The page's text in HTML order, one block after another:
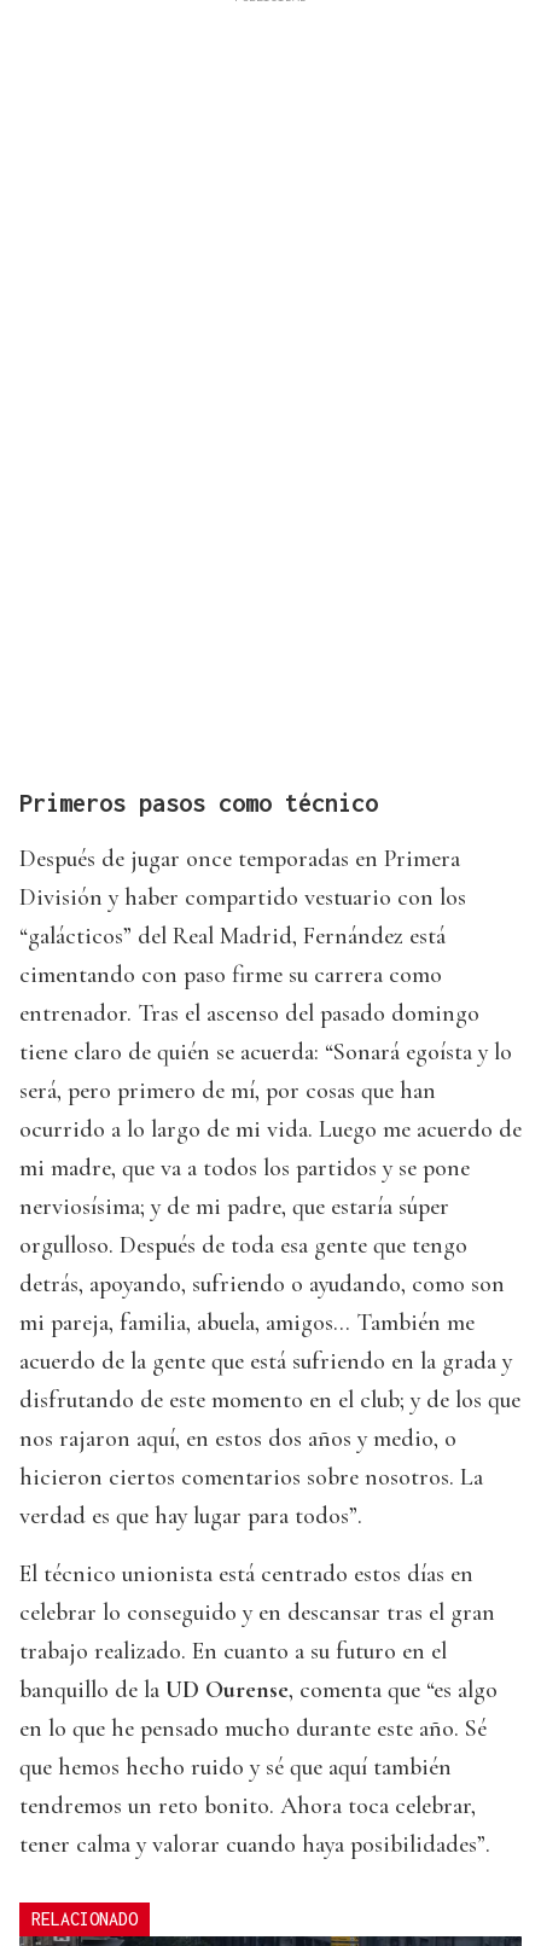
Primeros pasos como técnico
Después de jugar once temporadas en Primera
División y haber compartido vestuario con los
“galácticos” del Real Madrid, Fernández está
cimentando con paso firme su carrera como
entrenador. Tras el ascenso del pasado domingo
tiene claro de quién se acuerda: “Sonará egoísta y lo
será, pero primero de mí, por cosas que han
ocurrido a lo largo de mi vida. Luego me acuerdo de
mi madre, que va a todos los partidos y se pone
nerviosísima; y de mi padre, que estaría súper
orgulloso. Después de toda esa gente que tengo
detrás, apoyando, sufriendo o ayudando, como son
mi pareja, familia, abuela, amigos… También me
acuerdo de la gente que está sufriendo en la grada y
disfrutando de este momento en el club; y de los que
nos rajaron aquí, en estos dos años y medio, o
hicieron ciertos comentarios sobre nosotros. La
verdad es que hay lugar para todos”.
El técnico unionista está centrado estos días en
celebrar lo conseguido y en descansar tras el gran
trabajo realizado. En cuanto a su futuro en el
banquillo de la UD Ourense, comenta que “es algo
en lo que he pensado mucho durante este año. Sé
que hemos hecho ruido y sé que aquí también
tendremos un reto bonito. Ahora toca celebrar,
tener calma y valorar cuando haya posibilidades”.
RELACIONADO